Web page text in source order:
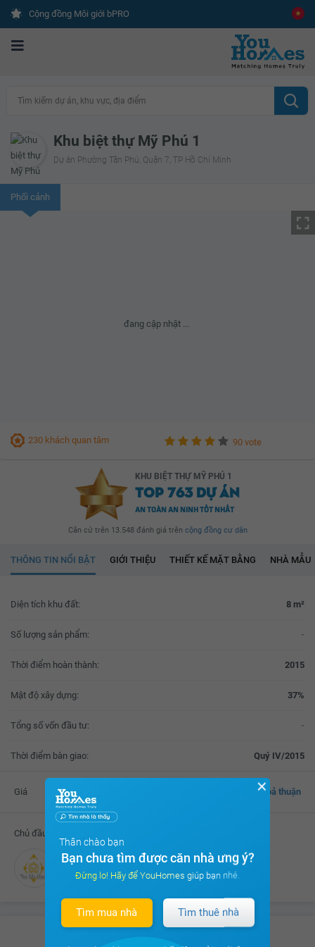
Cộng đồng Môi giới bPRO
Tìm kiếm dự án, khu vực, địa điểm
Khu biệt thự Mỹ Phú 1
Dự án Phường Tân Phú, Quận 7, TP Hồ Chí Minh
Phối cảnh
đang cập nhật ...
230 khách quan tâm 90 vote
KHU BIỆT THỰ MỸ PHÚ 1
TOP 763 DỰ ÁN
AN TOÀN AN NINH TỐT NHẤT
Căn cứ trên 13.548 đánh giá trên cộng đồng cư dân
THÔNG TIN NỔI BẬT GIỚI THIỆU THIẾT KẾ MẶT BẰNG NHÀ MẪU
Diện tích khu đất: 8 m²
Số lượng sản phẩm: -
Thời điểm hoàn thành: 2015
Mật độ xây dựng: 37%
Tổng số vốn đầu tư: -
Thời điểm bàn giao: Quý IV/2015
Giá Thoả thuận
Chủ đầu tư
Công ty TNHH Liên doanh Phú Mỹ Hưng
✕
Thân chào bạn
Bạn chưa tìm được căn nhà ưng ý?
Đừng lo! Hãy để YouHomes giúp bạn nhé.
Tìm mua nhà Tìm thuê nhà